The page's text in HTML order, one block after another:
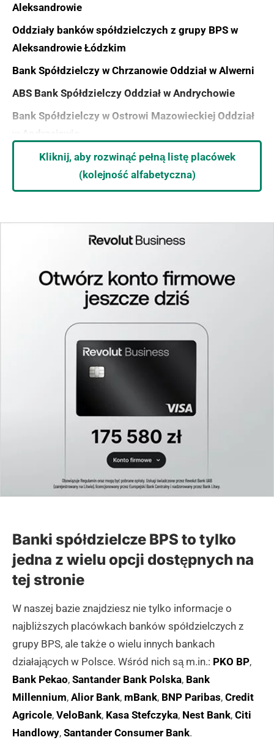
Aleksandrowie
Oddziały banków spółdzielczych z grupy BPS w
Aleksandrowie Łódzkim
Bank Spółdzielczy w Chrzanowie Oddział w Alwerni
ABS Bank Spółdzielczy Oddział w Andrychowie
Bank Spółdzielczy w Ostrowi Mazowieckiej Oddział
w Andrzejewie
Oddziały banków spółdzielczych w Annopolu
Oddziały banków spółdzielczych z grupy BPS w
Babicach
Bank Spółdzielczy w Płońsku Oddział w Baboszewie
Bank Spółdzielczy w Ostrowcu Świętokrzyskim
Oddział w Baćkowicach
Bank Spółdzielczy w Suwałkach Oddział Operacyjny
Bank Spółdzielczy w Ostrowcu Świętokrzyskim
Bank Spółdzielczy w Węgorzewie Oddział w Baniach
Bank Spółdzielczy w Krasnosielcu z siedzibą w
Bank Spółdzielczy w Tarnobrzegu Oddział w
Baranowie Sandomierskim
Bank Spółdzielczy w Reszlu Oddział w Barcianach
Bank Spółdzielczy w Starym Sączu Punkt Obsługi
Klienta w Barcicach
Bank Spółdzielczy w Barcinie Punkt Kasowy w
Barcinie
Mazurski Bank Spółdzielczy w Giżycku Oddział w
Barczewie
Bank Spółdzielczy w Ząbkowicach Śląskich Oddział
Kliknij, aby rozwinąć pełną listę placówek
(kolejność alfabetyczna)
Banki spółdzielcze BPS to tylko
jedna z wielu opcji dostępnych na
tej stronie
W naszej bazie znajdziesz nie tylko informacje o
najbliższych placówkach banków spółdzielczych z
grupy BPS, ale także o wielu innych bankach
działających w Polsce. Wśród nich są m.in.: PKO BP,
Bank Pekao, Santander Bank Polska, Bank
Millennium, Alior Bank, mBank, BNP Paribas, Credit
Agricole, VeloBank, Kasa Stefczyka, Nest Bank, Citi
Handlowy, Santander Consumer Bank.